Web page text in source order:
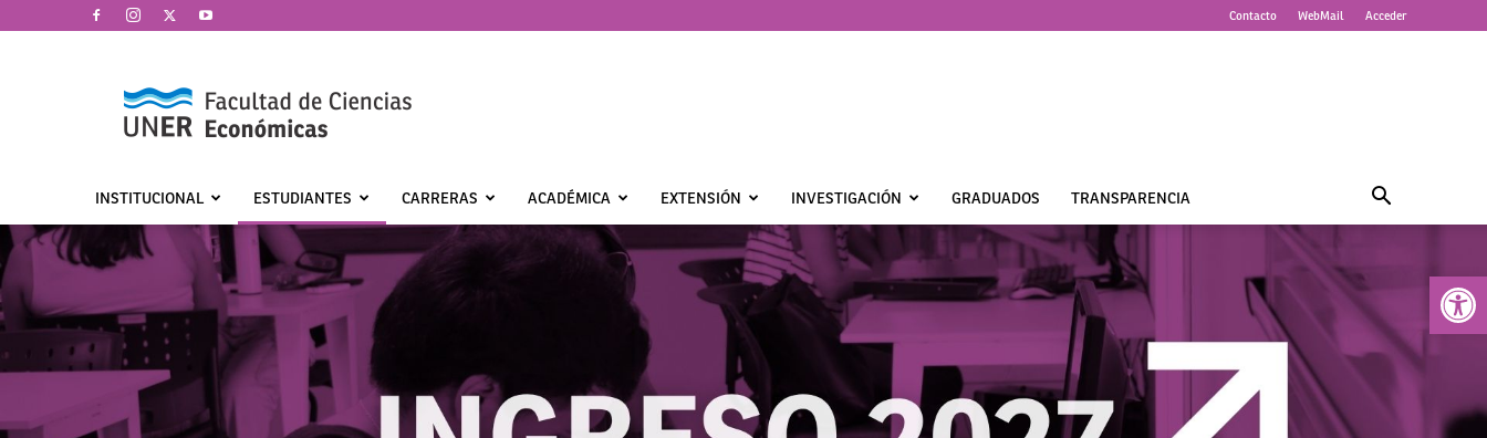
Abrir
Contacto WebMail Acceder
de
Ciencias
Económicas
INSTITUCIONAL ESTUDIANTES CARRERAS ACADÉMICA EXTENSIÓN INVESTIGACIÓN GRADUADOS TRANSPARENCIA